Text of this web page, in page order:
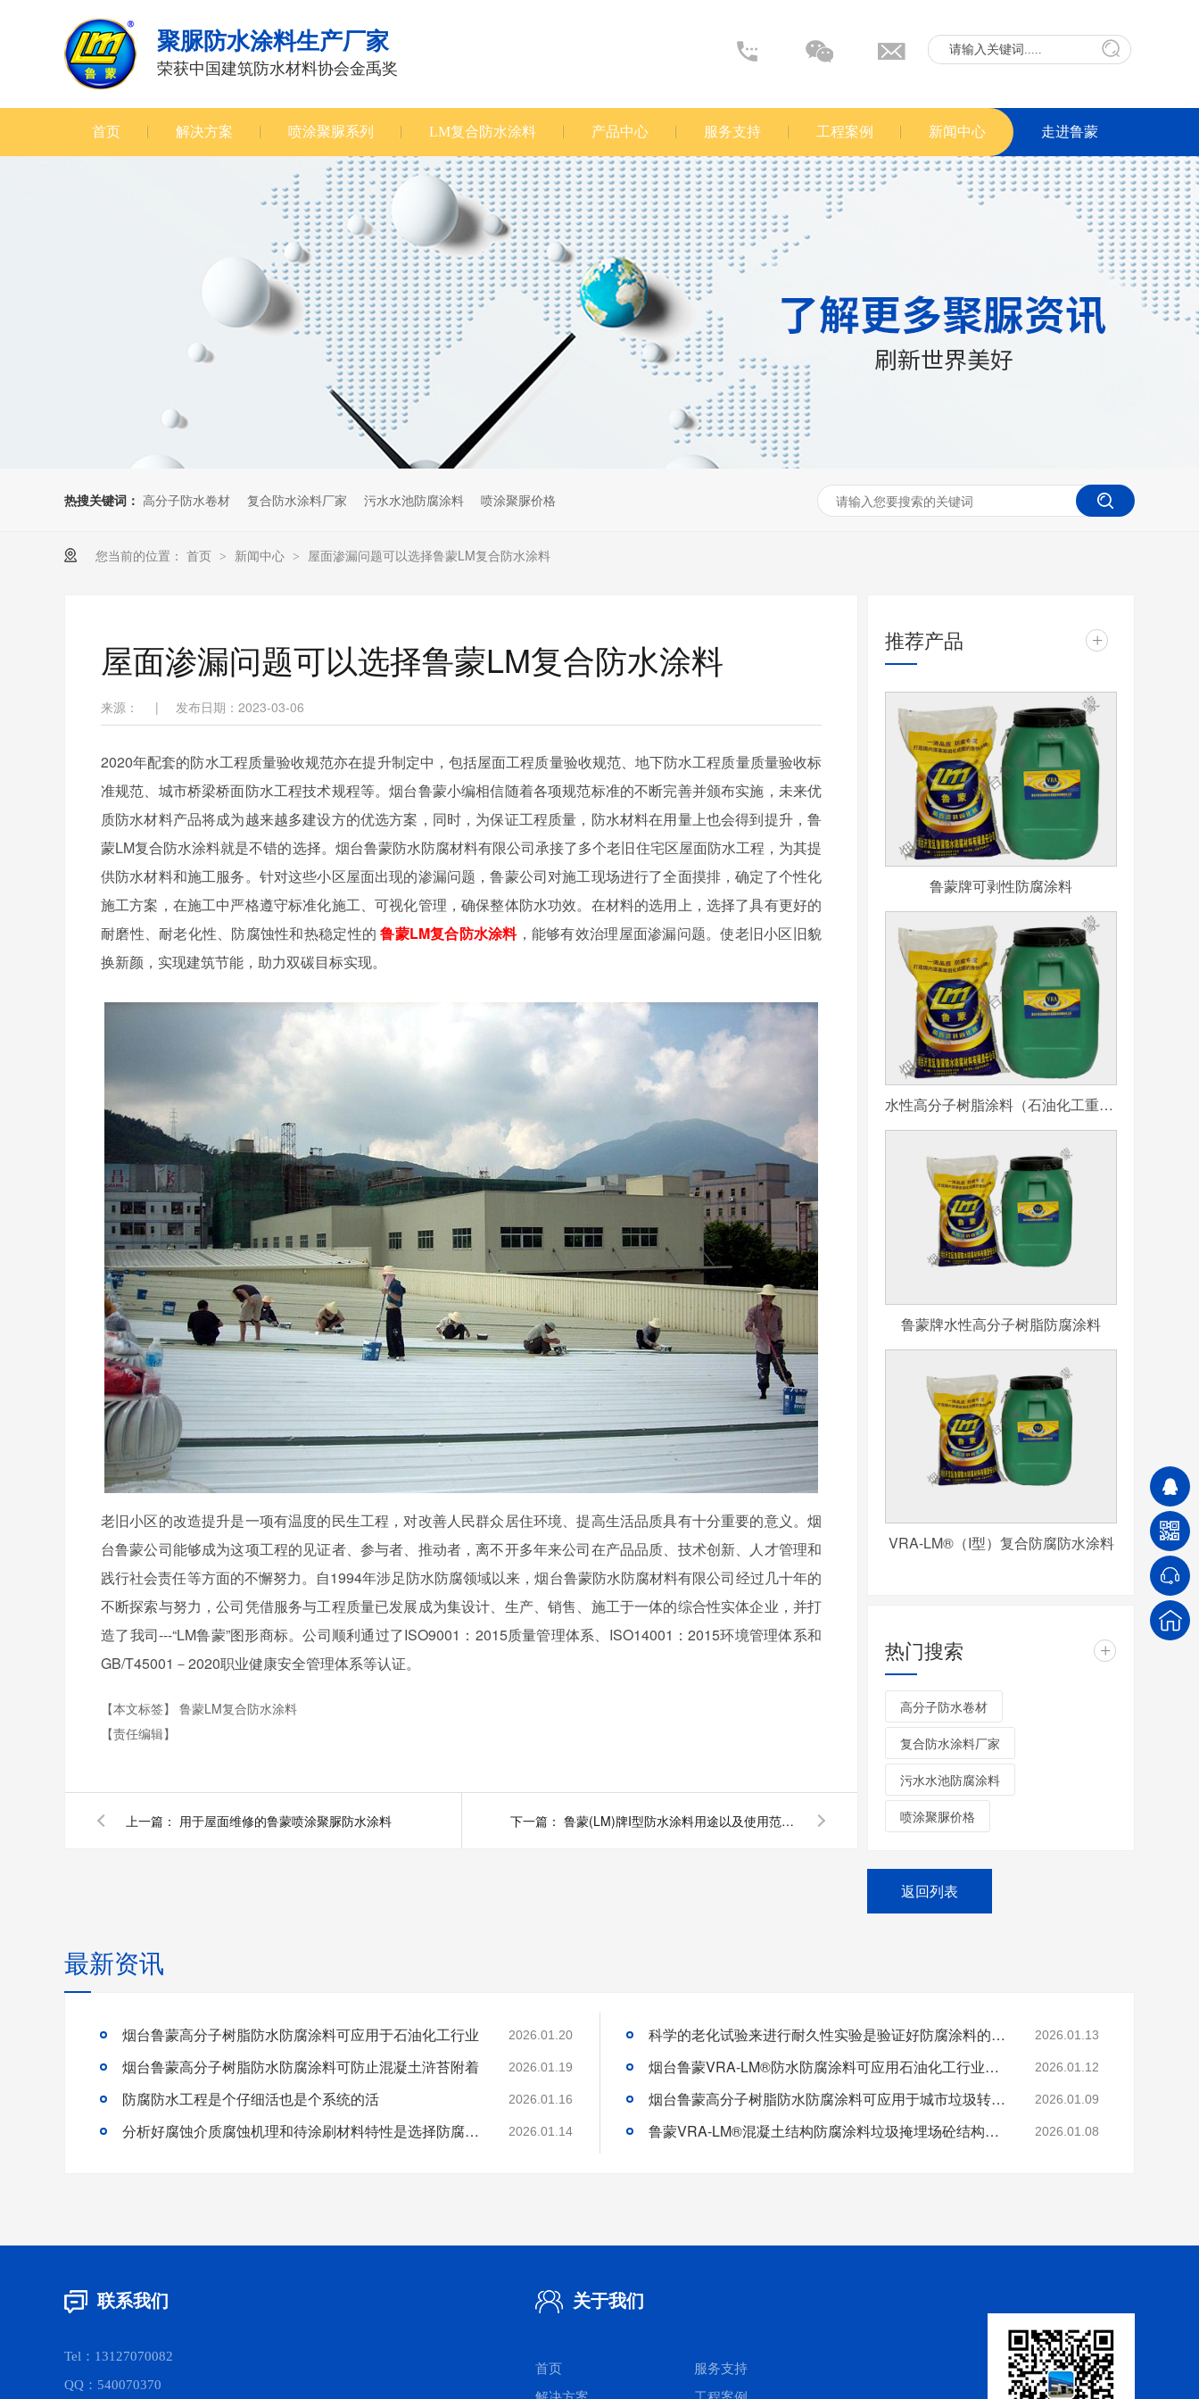
聚脲防水涂料生产厂家
荣获中国建筑防水材料协会金禹奖
首页 解决方案 喷涂聚脲系列 LM复合防水涂料 产品中心 服务支持 工程案例 新闻中心 走进鲁蒙
热搜关键词： 高分子防水卷材 复合防水涂料厂家 污水水池防腐涂料 喷涂聚脲价格
您当前的位置： 首页 > 新闻中心 > 屋面渗漏问题可以选择鲁蒙LM复合防水涂料
屋面渗漏问题可以选择鲁蒙LM复合防水涂料
来源： | 发布日期：2023-03-06
2020年配套的防水工程质量验收规范亦在提升制定中，包括屋面工程质量验收规范、地下防水工程质量质量验收标
准规范、城市桥梁桥面防水工程技术规程等。烟台鲁蒙小编相信随着各项规范标准的不断完善并颁布实施，未来优
质防水材料产品将成为越来越多建设方的优选方案，同时，为保证工程质量，防水材料在用量上也会得到提升，鲁
蒙LM复合防水涂料就是不错的选择。烟台鲁蒙防水防腐材料有限公司承接了多个老旧住宅区屋面防水工程，为其提
供防水材料和施工服务。针对这些小区屋面出现的渗漏问题，鲁蒙公司对施工现场进行了全面摸排，确定了个性化
施工方案，在施工中严格遵守标准化施工、可视化管理，确保整体防水功效。在材料的选用上，选择了具有更好的
耐磨性、耐老化性、防腐蚀性和热稳定性的鲁蒙LM复合防水涂料，能够有效治理屋面渗漏问题。使老旧小区旧貌
换新颜，实现建筑节能，助力双碳目标实现。
老旧小区的改造提升是一项有温度的民生工程，对改善人民群众居住环境、提高生活品质具有十分重要的意义。烟
台鲁蒙公司能够成为这项工程的见证者、参与者、推动者，离不开多年来公司在产品品质、技术创新、人才管理和
践行社会责任等方面的不懈努力。自1994年涉足防水防腐领域以来，烟台鲁蒙防水防腐材料有限公司经过几十年的
不断探索与努力，公司凭借服务与工程质量已发展成为集设计、生产、销售、施工于一体的综合性实体企业，并打
造了我司---“LM鲁蒙”图形商标。公司顺利通过了ISO9001：2015质量管理体系、ISO14001：2015环境管理体系和
GB/T45001－2020职业健康安全管理体系等认证。
【本文标签】 鲁蒙LM复合防水涂料
【责任编辑】
上一篇： 用于屋面维修的鲁蒙喷涂聚脲防水涂料 下一篇： 鲁蒙(LM)牌I型防水涂料用途以及使用范围有那些
推荐产品 +
鲁蒙牌可剥性防腐涂料
水性高分子树脂涂料（石油化工重防腐用）
鲁蒙牌水性高分子树脂防腐涂料
VRA-LM®（I型）复合防腐防水涂料
热门搜索 +
高分子防水卷材
复合防水涂料厂家
污水水池防腐涂料
喷涂聚脲价格
返回列表
最新资讯
烟台鲁蒙高分子树脂防水防腐涂料可应用于石油化工行业 2026.01.20
烟台鲁蒙高分子树脂防水防腐涂料可防止混凝土浒苔附着 2026.01.19
防腐防水工程是个仔细活也是个系统的活 2026.01.16
分析好腐蚀介质腐蚀机理和待涂刷材料特性是选择防腐涂料的基础 2026.01.14
科学的老化试验来进行耐久性实验是验证好防腐涂料的途径 2026.01.13
烟台鲁蒙VRA-LM®防水防腐涂料可应用石油化工行业防腐防水 2026.01.12
烟台鲁蒙高分子树脂防水防腐涂料可应用于城市垃圾转运车 2026.01.09
鲁蒙VRA-LM®混凝土结构防腐涂料垃圾掩埋场砼结构防腐 2026.01.08
联系我们
Tel：13127070082
QQ：540070370
关于我们
首页
服务支持